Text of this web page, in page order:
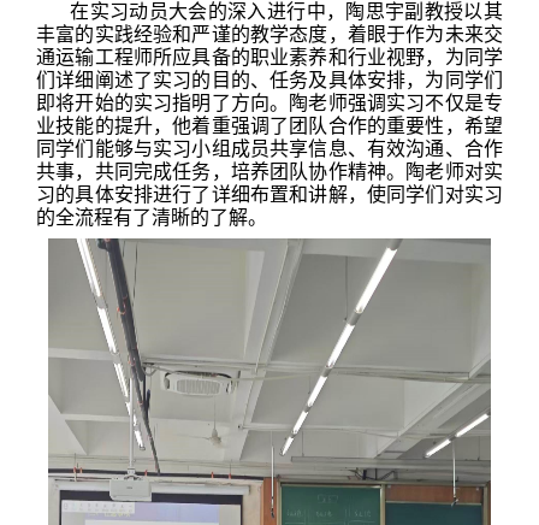
在实习动员大会的深入进行中，陶思宇副教授以其
丰富的实践经验和严谨的教学态度，着眼于作为未来交
通运输工程师所应具备的职业素养和行业视野，为同学
们详细阐述了实习的目的、任务及具体安排，为同学们
即将开始的实习指明了方向。陶老师强调实习不仅是专
业技能的提升，他着重强调了团队合作的重要性，希望
同学们能够与实习小组成员共享信息、有效沟通、合作
共事，共同完成任务，培养团队协作精神。陶老师对实
习的具体安排进行了详细布置和讲解，使同学们对实习
的全流程有了清晰的了解。